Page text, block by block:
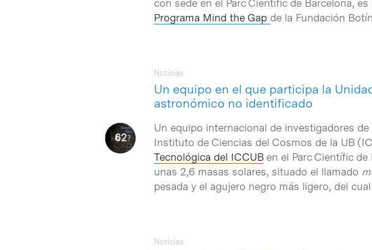
Intro para buscar o ESC per cerrar
con sede en el Parc Científic de Barcelona,
Programa Mind the Gap de la Fundación
Un equipo en el que participa la
astronómico no identificado
Notícias
Un equipo internacional de investigadores
Instituto de Ciencias del Cosmos de la UB
Tecnológica del ICCUBen el Parc Científic
unas 2,6 masas solares, situado el llamado
pesada y el agujero negro más ligero, del
Notícias